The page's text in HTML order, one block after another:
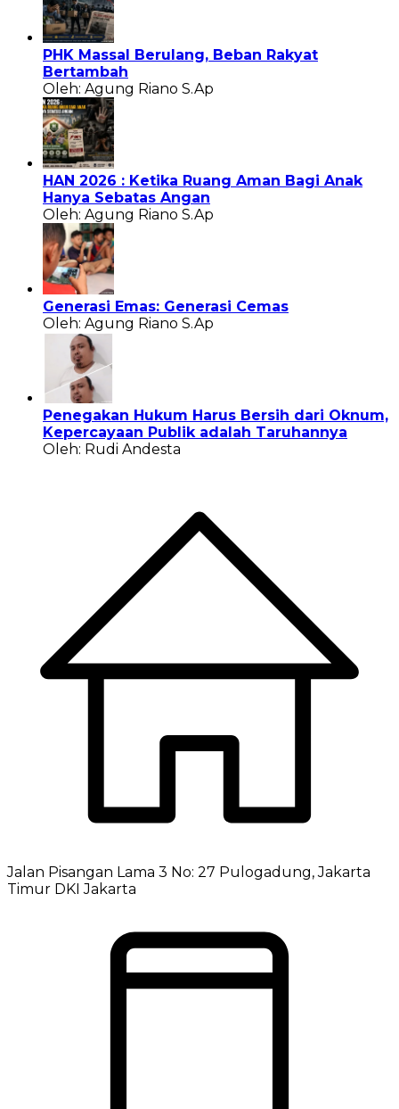
PHK Massal Berulang, Beban Rakyat
Bertambah
Oleh: Agung Riano S.Ap
HAN 2026 : Ketika Ruang Aman Bagi Anak
Hanya Sebatas Angan
Oleh: Agung Riano S.Ap
Generasi Emas: Generasi Cemas
Oleh: Agung Riano S.Ap
Penegakan Hukum Harus Bersih dari Oknum,
Kepercayaan Publik adalah Taruhannya
Oleh: Rudi Andesta
Jalan Pisangan Lama 3 No: 27 Pulogadung, Jakarta
Timur DKI Jakarta